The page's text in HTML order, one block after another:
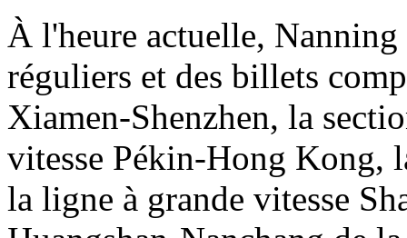
À l'heure actuelle,
réguliers et des billets
Xiamen-Shenzhen, la
vitesse Pékin-Hong Kong,
la ligne à grande vitesse